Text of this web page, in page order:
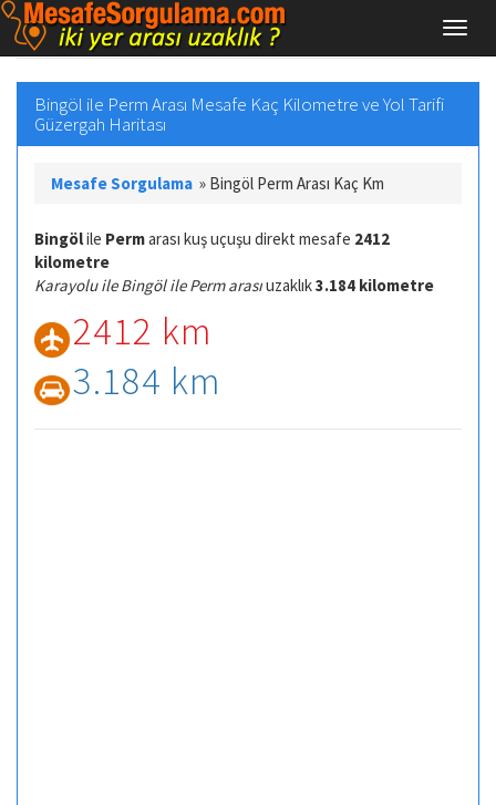
Bingöl ile Perm Arası Mesafe Kaç Kilometre ve Yol Tarifi
Güzergah Haritası
Mesafe Sorgulama » Bingöl Perm Arası Kaç Km
Bingölile Permarası kuş uçuşu direkt mesafe 2412
kilometre
Karayolu ile Bingöl ile Perm arasıuzaklık3.184 kilometre
2412 km
3.184 km